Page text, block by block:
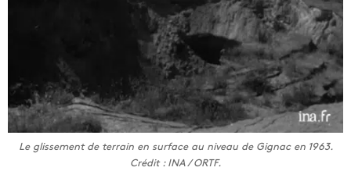
Le glissement de terrain en surface au niveau de Gignac en 1963.
Crédit : INA / ORTF.